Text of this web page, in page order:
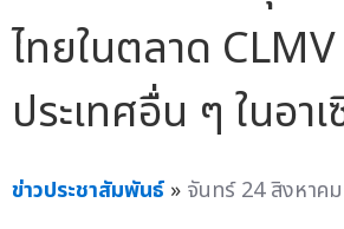
ไทยในตลาด
ประเทศอื่น ๆ ในอา
ข่าวประชาสัมพันธ์ » จันทร์ 24 สิงหาค